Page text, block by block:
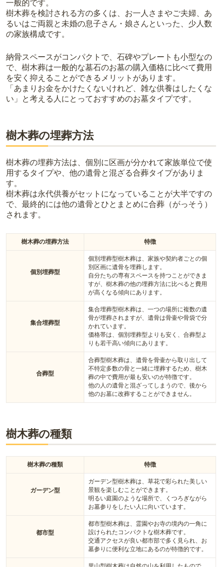
一般的です。
樹木葬を検討される方の多くは、お一人さまやご夫婦、あ
るいはご両親と未婚の息子さん・娘さんといった、少人数
の家族構成です。
納骨スペースがコンパクトで、石碑やプレートも小型なの
で、樹木葬は一般的な墓石のお墓の購入価格に比べて費用
を安く抑えることができるメリットがあります。
「あまりお金をかけたくないけれど、雑な供養はしたくな
い」と考える人にとっておすすめのお墓タイプです。
樹木葬の埋葬方法
樹木葬の埋葬方法は、個別に区画が分かれて家族単位で使
用するタイプや、他の遺骨と混ざる合葬タイプがありま
す。
樹木葬は永代供養がセットになっていることが大半ですの
で、最終的には他の遺骨とひとまとめに合葬（がっそう）
されます。
樹木葬の埋葬方法 特徴
個別埋葬型
個別埋葬型樹木葬は、家族や契約者ごとの個
別区画に遺骨を埋葬します。
自分たちの専有スペースを持つことができま
すが、樹木葬の他の埋葬方法に比べると費用
が高くなる傾向にあります。
集合埋葬型
集合埋葬型樹木葬は、一つの場所に複数の遺
骨が埋葬されますが、遺骨は骨壷や骨袋で分
かれています。
価格帯は、個別埋葬型よりも安く、合葬型よ
りも若干高い傾向にあります。
合葬型
合葬型樹木葬は、遺骨を骨壷から取り出して
不特定多数の骨と一緒に埋葬するため、樹木
葬の中で費用が最も安いのが特徴です。
他の人の遺骨と混ざってしまうので、後から
他のお墓に改葬することができません。
樹木葬の種類
樹木葬の種類 特徴
ガーデン型
ガーデン型樹木葬は、草花で彩られた美しい
景観を楽しむことができます。
明るい庭園のような場所で、くつろぎながら
お墓参りをしたい人に向いています。
都市型
都市型樹木葬は、霊園やお寺の境内の一角に
設けられたコンパクトな樹木葬です。
交通アクセスが良い都市部で多く見られ、お
墓参りに便利な立地にあるのが特徴的です。